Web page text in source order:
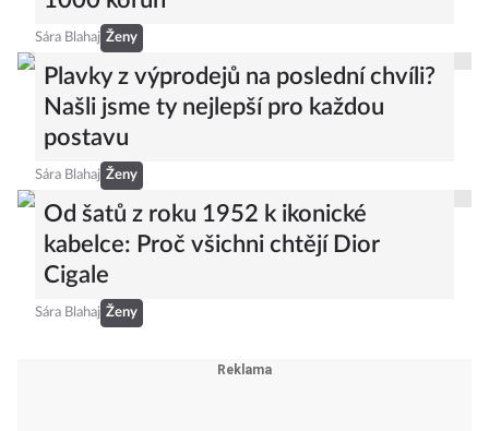
Sára Blahaj Ženy
Plavky z výprodejů na poslední chvíli?
Našli jsme ty nejlepší pro každou
postavu
Sára Blahaj Ženy
Od šatů z roku 1952 k ikonické
kabelce: Proč všichni chtějí Dior
Cigale
Sára Blahaj Ženy